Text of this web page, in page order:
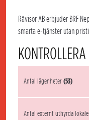
Rävisor AB erbjuder BRF
smarta e-tjänster utan
KONTROLLERA
Antal lägenheter(53)
Antal externt uthyrda